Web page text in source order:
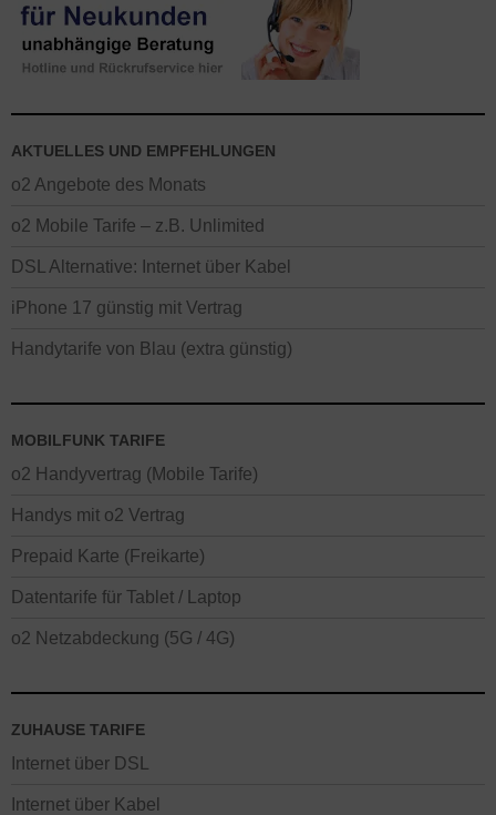
Alle Angaben auf dieser Seite ohne Gewähr – es gelten die
Konditionen vom o2 Grow Vertrag im o2 Onlineshop beim
Absenden des Auftrags oder die Infos an unserer Hotline.
AKTUELLES UND EMPFEHLUNGEN
o2 Angebote des Monats
o2 Mobile Tarife – z.B. Unlimited
DSL Alternative: Internet über Kabel
iPhone 17 günstig mit Vertrag
Handytarife von Blau (extra günstig)
MOBILFUNK TARIFE
o2 Handyvertrag (Mobile Tarife)
Handys mit o2 Vertrag
Prepaid Karte (Freikarte)
Datentarife für Tablet / Laptop
o2 Netzabdeckung (5G / 4G)
ZUHAUSE TARIFE
Internet über DSL
Internet über Kabel